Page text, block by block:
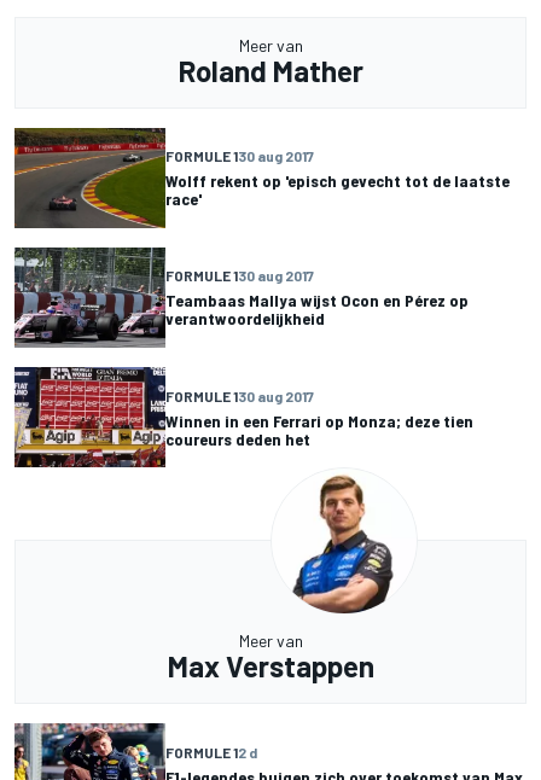
Meer van
Roland Mather
FORMULE 130 aug 2017
Wolff rekent op 'episch gevecht tot de laatste
race'
FORMULE 130 aug 2017
Teambaas Mallya wijst Ocon en Pérez op
verantwoordelijkheid
FORMULE 130 aug 2017
Winnen in een Ferrari op Monza; deze tien
coureurs deden het
Meer van
Max Verstappen
FORMULE 12 d